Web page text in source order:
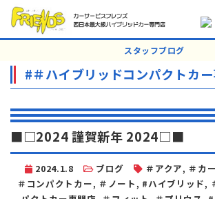
スタッフブログ
#＃ハイブリッドコンパクトカ
■□2024 謹賀新年 2024□■
2024.1.8 ブログ ＃アクア, ＃カ
＃コンパクトカー, ＃ノート , #ハイブリッド,